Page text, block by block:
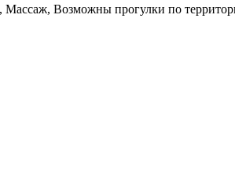
Возможны прогулки по